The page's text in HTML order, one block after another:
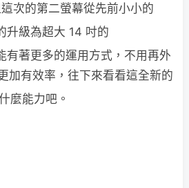
這次的第二螢幕從先前小小的
升級為超大 14 吋的
有著更多的運用方式，不用再外
加有效率，往下來看看這全新的
麼能力吧。